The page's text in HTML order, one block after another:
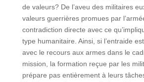
de valeurs? De l’aveu des militaires
valeurs guerrières promues par
contradiction directe avec ce
type humanitaire. Ainsi, si l’entraide
avec le recours aux armes dans le
mission, la formation reçue par les
prépare pas entièrement à leurs